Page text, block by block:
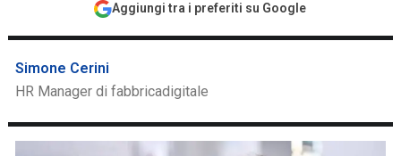
Aggiungi tra i preferiti su Google
Simone Cerini
HR Manager di fabbricadigitale